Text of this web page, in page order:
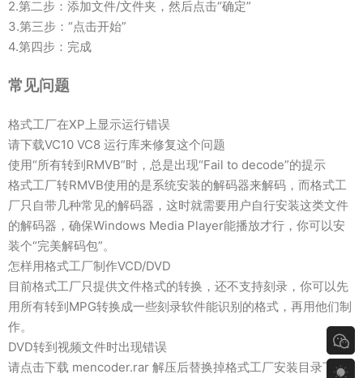
2.第二步：添加文件/文件夹，然后点击“确定”
3.第三步：“点击开始”
4.第四步：完成
常见问题
格式工厂在XP上显示运行错误
请下载VC10 VC8 运行库来修复这个问题
使用“所有转到RMVB”时，总是出现“Fail to decode”的提示
格式工厂转RMVB使用的是系统安装的解码器来解码，而格式工
厂只自带几种常见的解码器，这时就需要用户自行安装这类文件
的解码器，确保Windows Media Player能播放才行，你可以安
装个“完美解码包”。
怎样用格式工厂制作VCD/DVD
目前格式工厂只提供文件格式的转换，还不支持刻录，你可以先
用所有转到MPG转换成一些刻录软件能识别的格式，再用他们制
作。
DVD转到视频文件时出现错误
请点击下载 mencoder.rar 解压后替换掉格式工厂安装目录下的